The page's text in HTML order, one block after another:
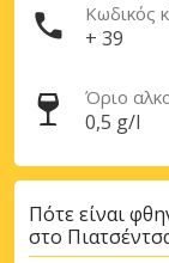
Κωδικός
+ 39
Όριο
0,5 g/l
Πότε είναι
στο